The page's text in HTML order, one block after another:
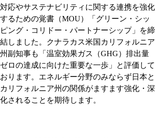
対応やサステナビリティに関する連携を強化
するための覚書（MOU）「 グリーン・シッ
ピング・コリドー・パートナーシップ 」を締
結しました。クナラカス米国カリフォルニア
州副知事も「温室効果ガス（GHG）排出量
ゼロの達成に向けた重要な一歩」と評価して
おります。 エネルギー分野のみならず日本と
カリフォルニア州の関係がますま す強化・深
化されることを期待します。